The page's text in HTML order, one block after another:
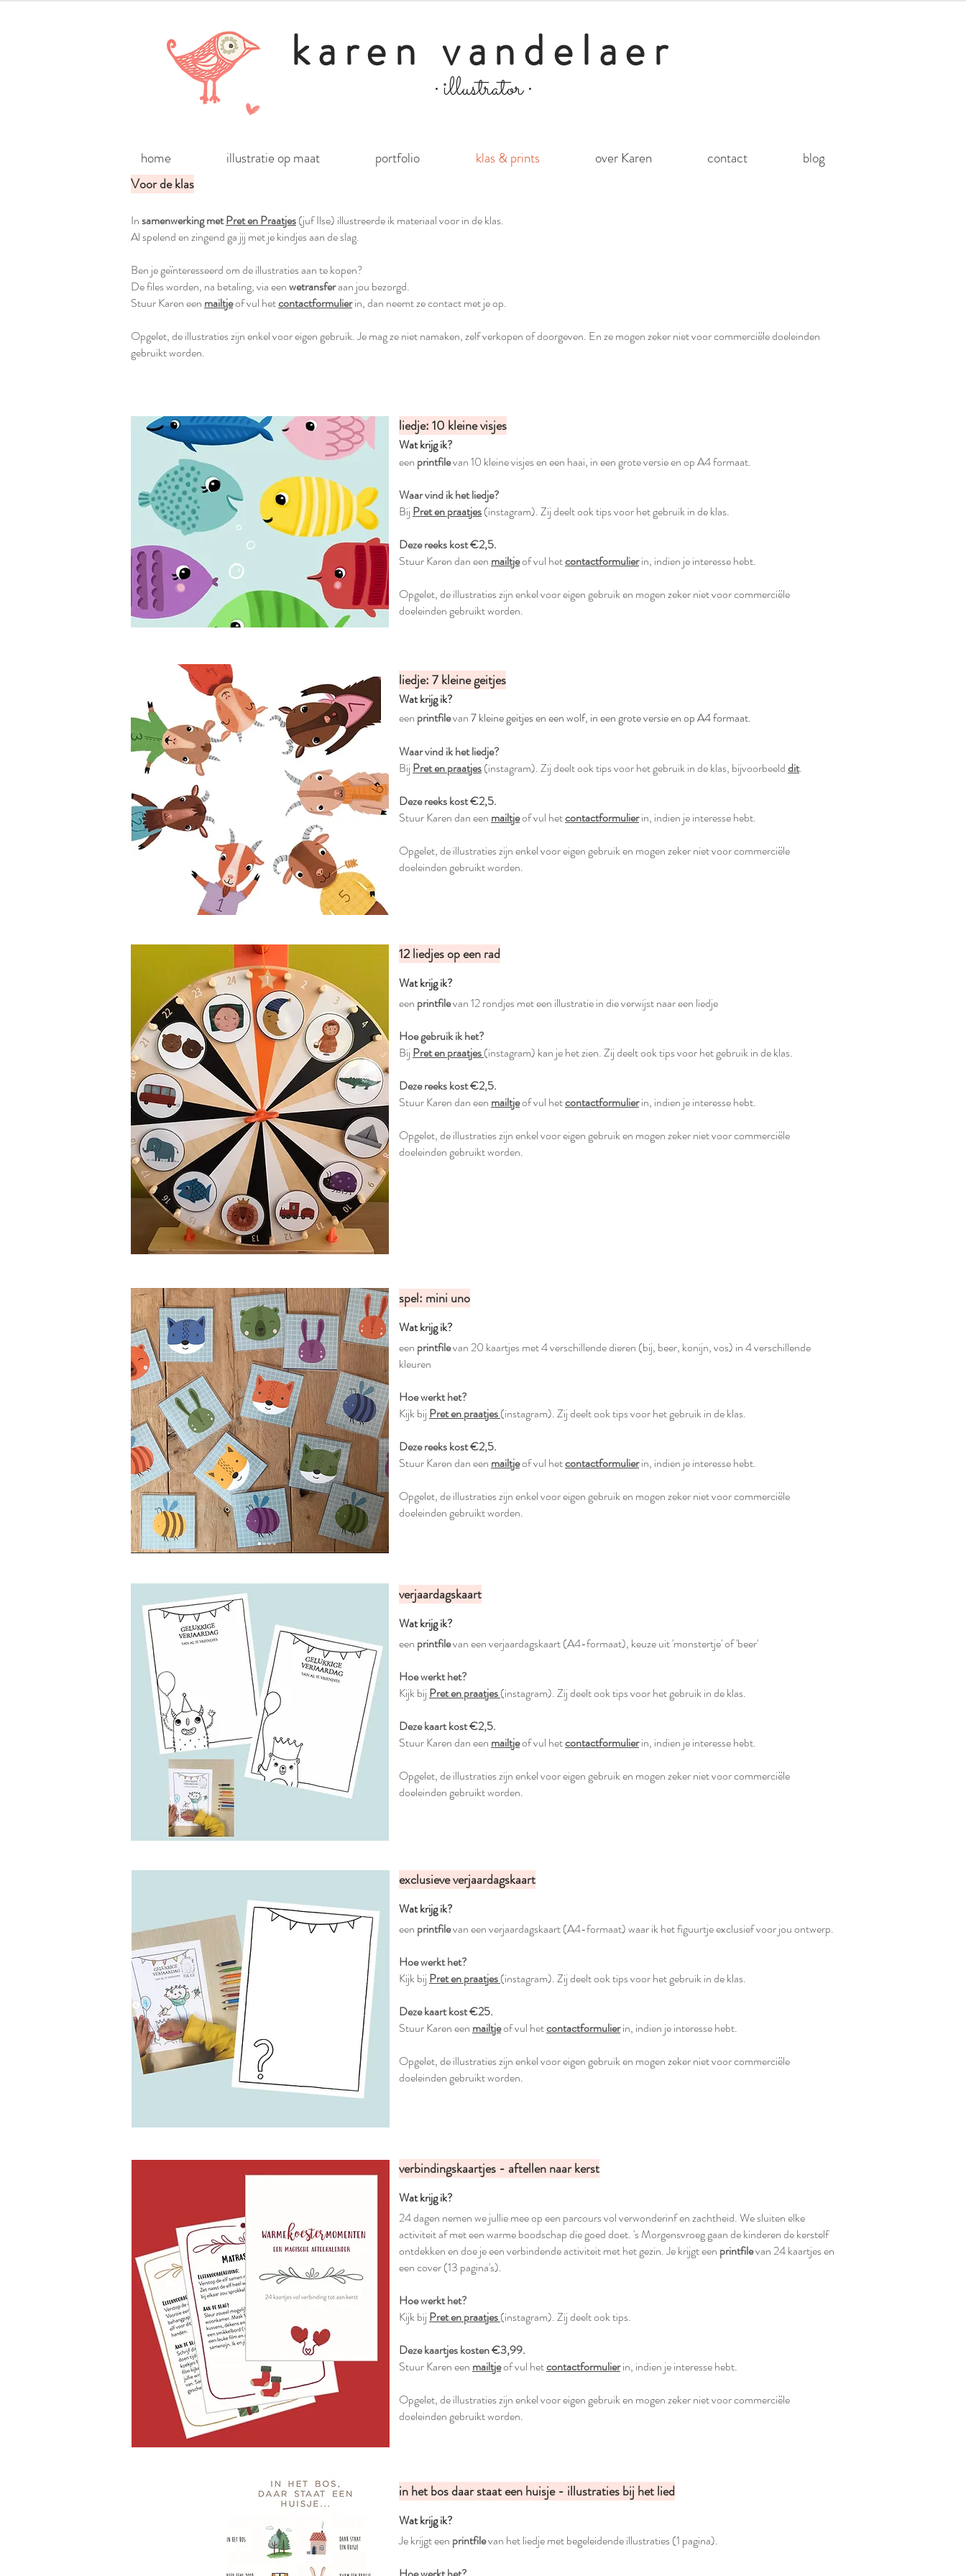
karen vandelaer
• illustrator•
home illustratie op maat portfolio klas & prints over Karen contact blog
Voor de klas
Insamenwerking metPret en Praatjes(juf Ilse) illustreerde ik materiaal voor in de klas.
Al spelend en zingend ga jij met je kindjes aan de slag.
Ben je geïnteresseerd om de illustraties aan te kopen?
De files worden, na betaling, via eenwetransferaan jou bezorgd.
Stuur Karen een mailtjeof vul hetcontactformulierin, dan neemt ze contact met je op.
Opgelet, de illustraties zijn enkel voor eigen gebruik. Je mag ze niet namaken, zelf verkopen of doorgeven. En ze mogen zeker niet voor commerciële doeleinden
gebruikt worden.
liedje: 10 kleine visjes
Wat krijg ik?
een printfilevan 10 kleine visjes en een haai, in een grote versie en op A4 formaat.
Waar vind ik het liedje?
Bij Pret en praatjes(instagram). Zij deelt ook tips voor het gebruik in de klas.
Deze reeks kost €2,5.
Stuur Karen dan een mailtjeof vul hetcontactformulierin, indien je interesse hebt.
Opgelet, de illustraties zijn enkel voor eigen gebruik en mogen zeker niet voor commerciële
doeleinden gebruikt worden.
liedje: 7 kleine geitjes
Wat krijg ik?
een printfilevan7 kleine geitjes en een wolf, in een grote versie en op A4 formaat.
Waar vind ik het liedje?
Bij Pret en praatjes(instagram). Zij deelt ook tips voor het gebruik in de klas, bijvoorbeelddit.
Deze reeks kost €2,5.
Stuur Karen dan een mailtjeof vul hetcontactformulierin, indien je interesse hebt.
Opgelet, de illustraties zijn enkel voor eigen gebruik en mogen zeker niet voor commerciële
doeleinden gebruikt worden.
12 liedjes op een rad
Wat krijg ik?
een printfilevan 12 rondjes met een illustratie in die verwijst naar een liedje
Hoe gebruik ik het?
Bij Pret en praatjes(instagram) kan je het zien. Zij deelt ook tips voor het gebruik in de klas.
Deze reeks kost €2,5.
Stuur Karen dan een mailtjeof vul hetcontactformulierin, indien je interesse hebt.
Opgelet, de illustraties zijn enkel voor eigen gebruik en mogen zeker niet voor commerciële
doeleinden gebruikt worden.
spel: mini uno
Wat krijg ik?
een printfilevan 20 kaartjes met 4 verschillende dieren (bij, beer, konijn, vos) in 4 verschillende
kleuren
Hoe werkt het?
Kijk bij Pret en praatjes(instagram). Zij deelt ook tips voor het gebruik in de klas.
Deze reeks kost €2,5.
Stuur Karen dan een mailtjeof vul hetcontactformulierin, indien je interesse hebt.
Opgelet, de illustraties zijn enkel voor eigen gebruik en mogen zeker niet voor commerciële
doeleinden gebruikt worden.
verjaardagskaart
Wat krijg ik?
een printfilevan een verjaardagskaart (A4-formaat), keuze uit 'monstertje' of 'beer'
Hoe werkt het?
Kijk bij Pret en praatjes(instagram). Zij deelt ook tips voor het gebruik in de klas.
Deze kaart kost €2,5.
Stuur Karen dan een mailtjeof vul hetcontactformulierin, indien je interesse hebt.
Opgelet, de illustraties zijn enkel voor eigen gebruik en mogen zeker niet voor commerciële
doeleinden gebruikt worden.
exclusieve verjaardagskaart
Wat krijg ik?
een printfilevan een verjaardagskaart (A4-formaat) waar ik het figuurtje exclusief voor jou ontwerp.
Hoe werkt het?
Kijk bij Pret en praatjes(instagram). Zij deelt ook tips voor het gebruik in de klas.
Deze kaart kost €25.
Stuur Karen een mailtjeof vul hetcontactformulierin, indien je interesse hebt.
Opgelet, de illustraties zijn enkel voor eigen gebruik en mogen zeker niet voor commerciële
doeleinden gebruikt worden.
verbindingskaartjes - aftellen naar kerst
Wat krijg ik?
24 dagen nemen we jullie mee op een parcours vol verwonderinf en zachtheid. We sluiten elke
activiteit af met een warme boodschap die goed doet. 's Morgensvroeg gaan de kinderen de kerstelf
ontdekken en doe je een verbindende activiteit met het gezin. Je krijgt een printfilevan 24 kaartjes en
een cover (13 pagina's).
Hoe werkt het?
Kijk bij Pret en praatjes(instagram). Zij deelt ook tips.
Deze kaartjes kosten €3,99.
Stuur Karen een mailtjeof vul hetcontactformulierin, indien je interesse hebt.
Opgelet, de illustraties zijn enkel voor eigen gebruik en mogen zeker niet voor commerciële
doeleinden gebruikt worden.
in het bos daar staat een huisje - illustraties bij het lied
Wat krijg ik?
Je krijgt een printfilevan het liedje met begeleidende illustraties (1 pagina).